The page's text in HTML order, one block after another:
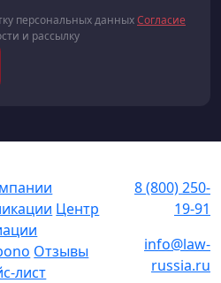
персональных данныхСогласие
и рассылку
Центр
Отзывы
лист
8 (800) 250-
19-91
info@law-
russia.ru